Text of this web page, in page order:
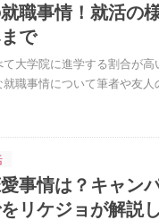
職事情！就活の
で
大学院に進学する割合が高
職事情について筆者や友人
事情は？キャン
リケジョが解説